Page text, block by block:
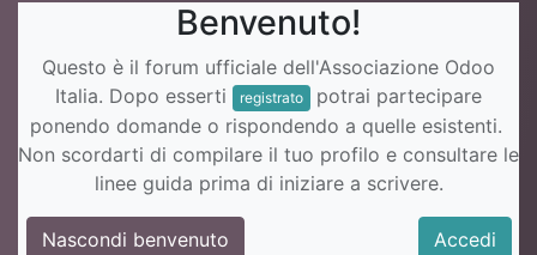
Benvenuto!
Questo è il forum ufficiale dell'Associazione Odoo
Italia. Dopo esserti
registrato
potrai partecipare
ponendo domande o rispondendo a quelle esistenti.
Non scordarti di compilare il tuo profilo e consultare le
linee guida prima di iniziare a scrivere.
Nascondi benvenuto
Accedi